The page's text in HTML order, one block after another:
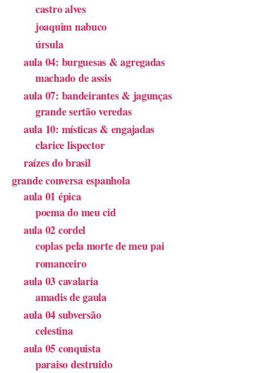
castro alves
joaquim nabuco
úrsula
aula 04: burguesas & agregadas
machado de assis
aula 07: bandeirantes & jagunças
grande sertão veredas
aula 10: místicas & engajadas
clarice lispector
raízes do brasil
grande conversa espanhola
aula 01 épica
poema do meu cid
aula 02 cordel
coplas pela morte de meu pai
romanceiro
aula 03 cavalaria
amadis de gaula
aula 04 subversão
celestina
aula 05 conquista
paraiso destruido